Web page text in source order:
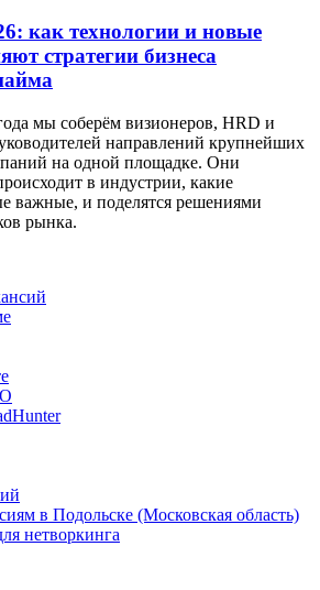
как технологии и новые
стратегии бизнеса
мы соберём визионеров, HRD и
направлений крупнейших
на одной площадке. Они
в индустрии, какие
важные, и поделятся решениями
рынка.
в Подольске (Московская область)
нетворкинга